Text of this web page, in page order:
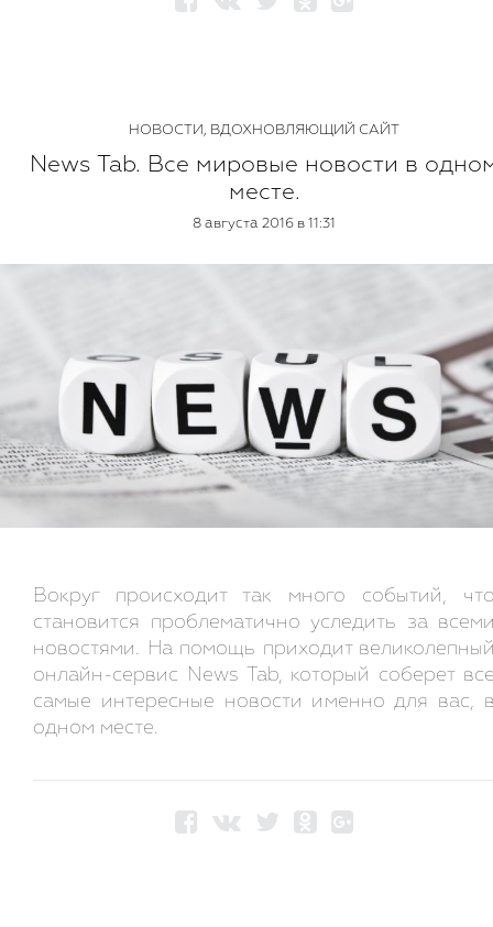
НОВОСТИ , ВДОХНОВЛЯЮЩИЙ САЙТ
News Tab. Все мировые новости в
месте.
8 августа 2016 в 11:31
Вокруг происходит так много событий,
становится проблематично уследить за
новостями. На помощь приходит
онлайн-сервис News Tab, который соберет
самые интересные новости именно для вас,
одном месте.